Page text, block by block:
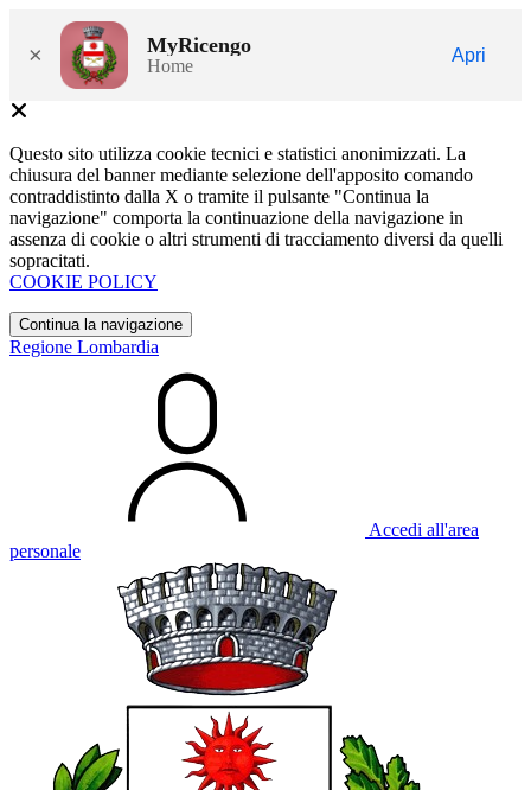
× MyRicengo
Home
Apri
Questo sito utilizza cookie tecnici e statistici anonimizzati. La
chiusura del banner mediante selezione dell'apposito comando
contraddistinto dalla X o tramite il pulsante "Continua la
navigazione" comporta la continuazione della navigazione in
assenza di cookie o altri strumenti di tracciamento diversi da quelli
sopracitati.
COOKIE POLICY
Continua la navigazione
Regione Lombardia
Accedi all'area
personale